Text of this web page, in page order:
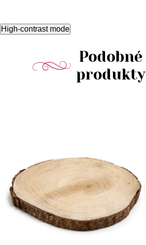
High-contrast mode
Podobné
produkty